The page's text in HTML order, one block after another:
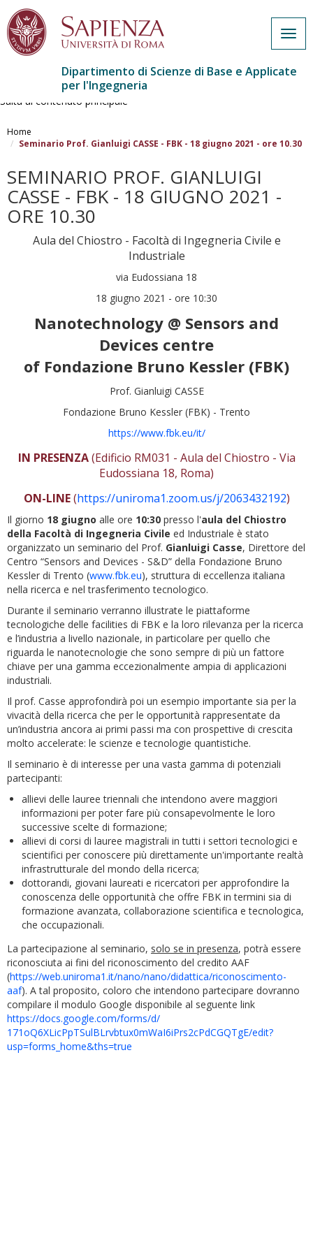
Salta al contenuto principale
Dipartimento di Scienze di Base e Applicate
per l'Ingegneria
Home
Seminario Prof. Gianluigi CASSE - FBK - 18 giugno 2021 - ore 10.30
SEMINARIO PROF. GIANLUIGI
CASSE - FBK - 18 GIUGNO 2021 -
ORE 10.30
Aula del Chiostro - Facoltà di Ingegneria Civile e
Industriale
via Eudossiana 18
18 giugno 2021 - ore 10:30
Nanotechnology @ Sensors and
Devices centre
of Fondazione Bruno Kessler (FBK)
Prof. Gianluigi CASSE
Fondazione Bruno Kessler (FBK) - Trento
https://www.fbk.eu/it/
IN PRESENZA(Edificio RM031 - Aula del Chiostro - Via
Eudossiana 18, Roma)
ON-LINE(https://uniroma1.zoom.us/j/2063432192)
Il giorno 18 giugno alle ore 10:30 presso l'aula del Chiostro
della Facoltà di Ingegneria Civile ed Industriale è stato
organizzato un seminario del Prof. Gianluigi Casse, Direttore del
Centro “Sensors and Devices - S&D” della Fondazione Bruno
Kessler di Trento (www.fbk.eu), struttura di eccellenza italiana
nella ricerca e nel trasferimento tecnologico.
Durante il seminario verranno illustrate le piattaforme
tecnologiche delle facilities di FBK e la loro rilevanza per la ricerca
e l’industria a livello nazionale, in particolare per quello che
riguarda le nanotecnologie che sono sempre di più un fattore
chiave per una gamma eccezionalmente ampia di applicazioni
industriali.
Il prof. Casse approfondirà poi un esempio importante sia per la
vivacità della ricerca che per le opportunità rappresentate da
un’industria ancora ai primi passi ma con prospettive di crescita
molto accelerate: le scienze e tecnologie quantistiche.
Il seminario è di interesse per una vasta gamma di potenziali
partecipanti:
allievi delle lauree triennali che intendono avere maggiori
informazioni per poter fare più consapevolmente le loro
successive scelte di formazione;
allievi di corsi di lauree magistrali in tutti i settori tecnologici e
scientifici per conoscere più direttamente un'importante realtà
infrastrutturale del mondo della ricerca;
dottorandi, giovani laureati e ricercatori per approfondire la
conoscenza delle opportunità che offre FBK in termini sia di
formazione avanzata, collaborazione scientifica e tecnologica,
che occupazionali.
La partecipazione al seminario, solo se in presenza, potrà essere
riconosciuta ai fini del riconoscimento del credito AAF
(https://web.uniroma1.it/nano/nano/didattica/riconoscimento-
aaf). A tal proposito, coloro che intendono partecipare dovranno
compilare il modulo Google disponibile al seguente link
https://docs.google.com/forms/d/
171oQ6XLicPpTSulBLrvbtux0mWaI6iPrs2cPdCGQTgE/edit?
usp=forms_ home&ths=true